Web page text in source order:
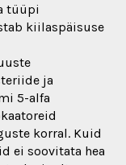
tüüpi
kiilaspäisuse
ja
5-alfa
korral. Kuid
ei soovitata hea